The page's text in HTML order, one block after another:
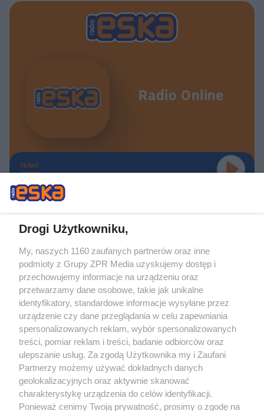
Radio Online
TERAZ
GRAMY
Żaden utwór zamieszczony w serwisie nie może być powielany i
rozpowszechniany lub dalej rozpowszechniany w jakikolwiek sposób (w
tym także elektroniczny lub mechaniczny) na jakimkolwiek polu
eksploatacji w jakiejkolwiek formie, włącznie z umieszczaniem w Internecie
bez pisemnej zgody właściciela praw. Jakiekolwiek użycie lub
wykorzystanie utworów w całości lub w części z naruszeniem prawa, tzn.
bez właściwej zgody, jest zabronione pod groźbą kary i może być ścigane
prawnie.
O nas
Drogi Użytkowniku,
My, naszych 1160 zaufanych partnerów oraz inne
podmioty z Grupy ZPR Media uzyskujemy dostęp i
przechowujemy informacje na urządzeniu oraz
przetwarzamy dane osobowe, takie jak unikalne
identyfikatory, standardowe informacje wysyłane przez
urządzenie czy dane przeglądania w celu zapewniania
spersonalizowanych reklam, wybór spersonalizowanych
treści, pomiar reklam i treści, badanie odbiorców oraz
ulepszanie usług. Za zgodą Użytkownika my i Zaufani
Partnerzy możemy używać dokładnych danych
geolokalizacyjnych oraz aktywnie skanować
charakterystykę urządzenia do celów identyfikacji.
Ponieważ cenimy Twoją prywatność, prosimy o zgodę na